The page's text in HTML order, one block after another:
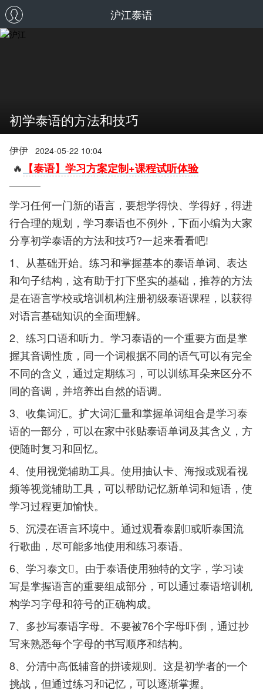
沪江泰语
初学泰语的方法和技巧
伊伊 2024-05-22 10:04
🔥 【泰语】学习方案定制+课程试听体验
学习任何一门新的语言，要想学得快、学得好，得进
行合理的规划，学习泰语也不例外，下面小编为大家
分享初学泰语的方法和技巧?一起来看看吧!
1、从基础开始。练习和掌握基本的泰语单词、表达
和句子结构，这有助于打下坚实的基础，推荐的方法
是在语言学校或培训机构注册初级泰语课程，以获得
对语言基础知识的全面理解。
2、练习口语和听力。学习泰语的一个重要方面是掌
握其音调性质，同一个词根据不同的语气可以有完全
不同的含义，通过定期练习，可以训练耳朵来区分不
同的音调，并培养出自然的语调。
3、收集词汇。扩大词汇量和掌握单词组合是学习泰
语的一部分，可以在家中张贴泰语单词及其含义，方
便随时复习和回忆。
4、使用视觉辅助工具。使用抽认卡、海报或观看视
频等视觉辅助工具，可以帮助记忆新单词和短语，使
学习过程更加愉快。
5、沉浸在语言环境中。通过观看泰剧或听泰国流
行歌曲，尽可能多地使用和练习泰语。
6、学习泰文。由于泰语使用独特的文字，学习读
写是掌握语言的重要组成部分，可以通过泰语培训机
构学习字母和符号的正确构成。
7、多抄写泰语字母。不要被76个字母吓倒，通过抄
写来熟悉每个字母的书写顺序和结构。
8、分清中高低辅音的拼读规则。这是初学者的一个
挑战，但通过练习和记忆，可以逐渐掌握。